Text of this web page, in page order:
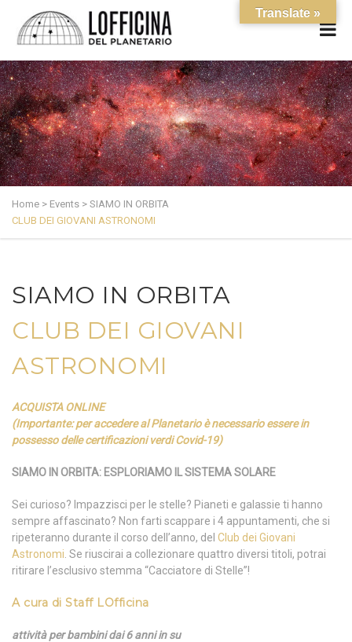
Home > Events > SIAMO IN ORBITA
CLUB DEI GIOVANI ASTRONOMI
SIAMO IN ORBITA
CLUB DEI GIOVANI
ASTRONOMI
ACQUISTA ONLINE
(Importante: per accedere al Planetario è necessario essere in
possesso delle certificazioni verdi Covid-19)
SIAMO IN ORBITA: ESPLORIAMO IL SISTEMA SOLARE
Sei curioso? Impazzisci per le stelle? Pianeti e galassie ti hanno
sempre affascinato? Non farti scappare i 4 appuntamenti, che si
ripeteranno durante il corso dell’anno, del Club dei Giovani
Astronomi . Se riuscirai a collezionare quattro diversi titoli, potrai
ritirare l’esclusivo stemma “Cacciatore di Stelle”!
A cura di Staff LOfficina
attività per bambini dai 6 anni in su
Translate »